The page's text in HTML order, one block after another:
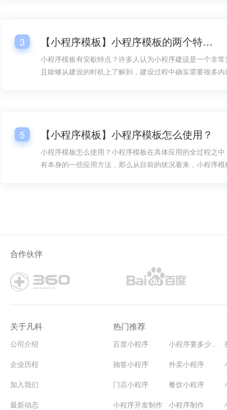
3 【小程序模板】小程序模板的两个特点！
小程序模板有安歇特点？许多人认为小程序建设是一个非
且能够从建设的时机上了解到，建设过程中确实需要很多
5 【小程序模板】小程序模板怎么使用？
小程序模板怎么使用？小程序模板在具体应用的全过程之
有本身的一些应用方法，那么从目前的状况看来，小程序
合作伙伴
关于凡科
公司介绍
企业历程
加入我们
最新动态
热门推荐
百度小程序
抽签小程序 外卖小程序
门店小程序 餐饮小程序
小程序开发制作 小程序制作